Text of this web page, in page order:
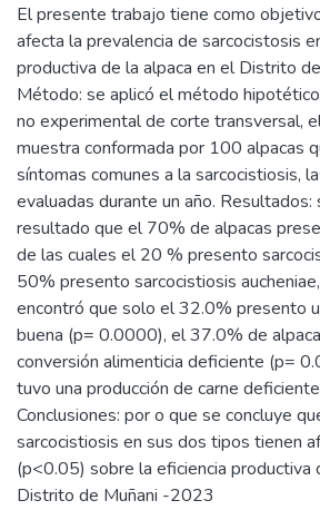
El presente trabajo tiene como
afecta la prevalencia de sarcocistosis
productiva de la alpaca en el Distrito
Método: se aplicó el método
no experimental de corte transversal,
muestra conformada por 100 alpacas
síntomas comunes a la sarcocistiosis,
evaluadas durante un año.
resultado que el 70% de alpacas
de las cuales el 20 % presento
50% presento sarcocistiosis
encontró que solo el 32.0% presento
buena (p= 0.0000), el 37.0% de
conversión alimenticia deficiente (p=
tuvo una producción de carne
Conclusiones: por o que se concluye
sarcocistiosis en sus dos tipos tienen
(p<0.05) sobre la eficiencia productiva
Distrito de Muñani -2023